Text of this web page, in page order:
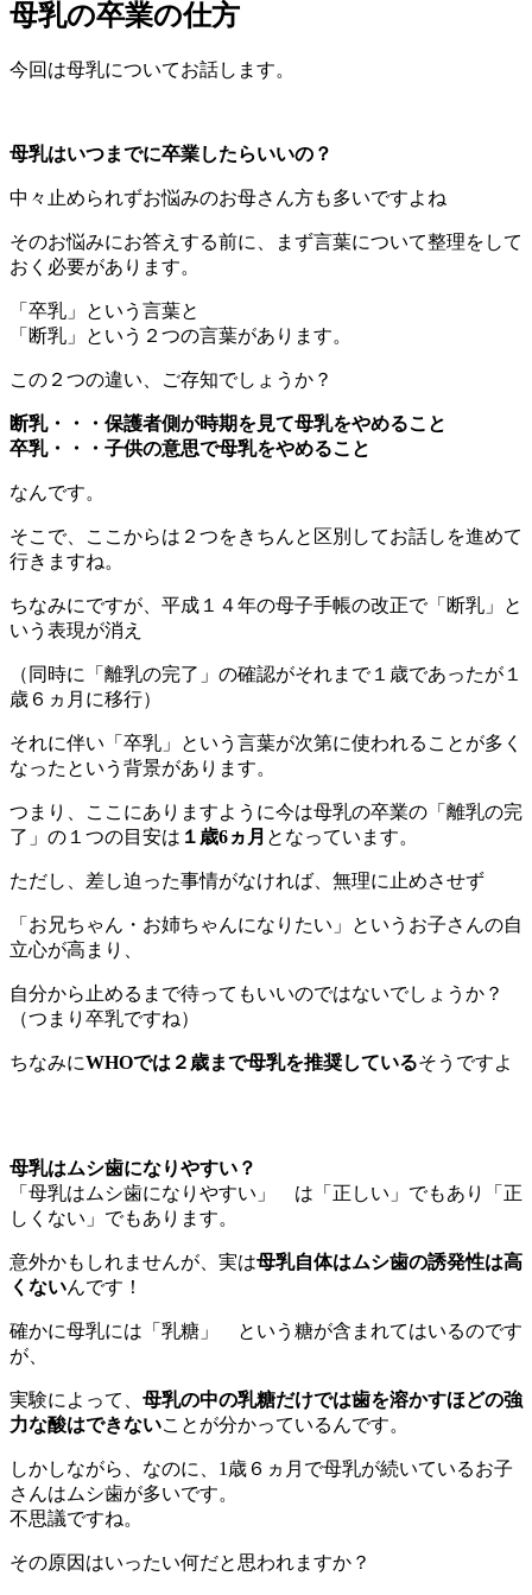
母乳の卒業の仕方
今回は母乳についてお話します。
母乳はいつまでに卒業したらいいの？
中々止められずお悩みのお母さん方も多いですよね
そのお悩みにお答えする前に、まず言葉について整理をして
おく必要があります。
「卒乳」という言葉と
「断乳」という２つの言葉があります。
この２つの違い、ご存知でしょうか？
断乳・・・保護者側が時期を見て母乳をやめること
卒乳・・・子供の意思で母乳をやめること
なんです。
そこで、ここからは２つをきちんと区別してお話しを進めて
行きますね。
ちなみにですが、平成１４年の母子手帳の改正で「断乳」と
いう表現が消え
（同時に「離乳の完了」の確認がそれまで１歳であったが１
歳６ヵ月に移行）
それに伴い「卒乳」という言葉が次第に使われることが多く
なったという背景があります。
つまり、ここにありますように今は母乳の卒業の「離乳の完
了」の１つの目安は １歳6ヵ月 となっています。
ただし、差し迫った事情がなければ、無理に止めさせず
「お兄ちゃん・お姉ちゃんになりたい」というお子さんの自
立心が高まり、
自分から止めるまで待ってもいいのではないでしょうか？
（つまり卒乳ですね）
ちなみにWHOでは２歳まで母乳を推奨しているそうですよ
母乳はムシ歯になりやすい？
「母乳はムシ歯になりやすい」 は「正しい」でもあり「正
しくない」でもあります。
意外かもしれませんが、実は母乳自体はムシ歯の誘発性は高
くないんです！
確かに母乳には「乳糖」 という糖が含まれてはいるのです
が、
実験によって、 母乳の中の乳糖だけでは歯を溶かすほどの強
力な酸はできないことが分かっているんです。
しかしながら、なのに、1歳６ヵ月で母乳が続いているお子
さんはムシ歯が多いです。
不思議ですね。
その原因はいったい何だと思われますか？